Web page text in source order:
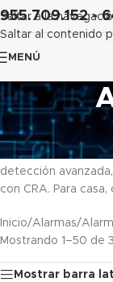
contenido
Saltar a la
Saltar al contenido
955.709.152 -
MENÚ
Sistema de alarma
cuotas más
detección
con CRA. Para
Inicio/Alarmas/
Mostrando 1–50 de
Mostrar barra